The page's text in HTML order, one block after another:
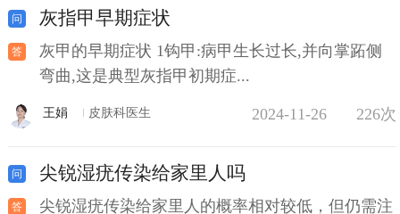
灰指甲早期症状
灰甲的早期症状 1钩甲:病甲生长过长,并向掌跖侧
弯曲,这是典型灰指甲初期症...
王娟 皮肤科医生 2024-11-26 226次
尖锐湿疣传染给家里人吗
尖锐湿疣传染给家里人的概率相对较低，但仍需注